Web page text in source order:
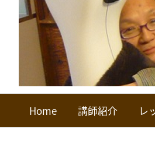
Home 講師紹介 レ